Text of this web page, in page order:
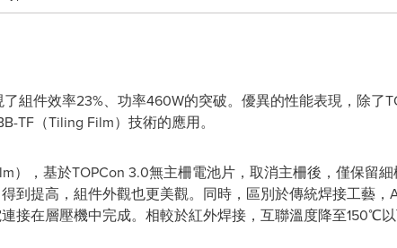
組件效率23%、功率460W的突破。優異的性能表現，除了
TF（Tiling Film）技術的應用。
），基於TOPCon 3.0無主柵電池片，取消主柵後，僅保留
到提高，組件外觀也更美觀。同時，區別於傳統焊接工藝，
接在層壓機中完成。相較於紅外焊接，互聯溫度降至150℃